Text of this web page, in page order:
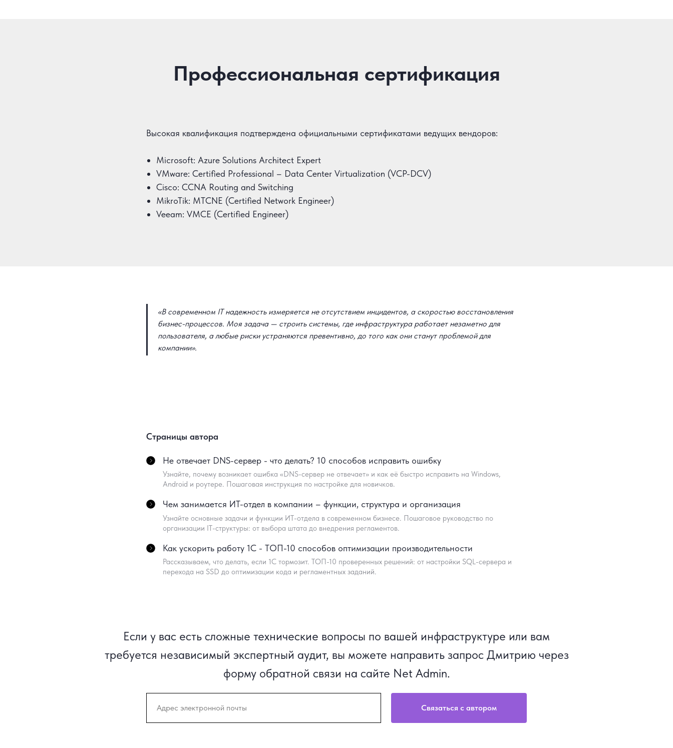
Профессиональная сертификация
Высокая квалификация подтверждена официальными сертификатами ведущих вендоров:
Microsoft: Azure Solutions Architect Expert
VMware: Certified Professional – Data Center Virtualization (VCP-DCV)
Cisco: CCNA Routing and Switching
MikroTik: MTCNE (Certified Network Engineer)
Veeam: VMCE (Certified Engineer)
«В современном IT надежность измеряется не отсутствием инцидентов, а скоростью восстановления
бизнес-процессов. Моя задача — строить системы, где инфраструктура работает незаметно для
пользователя, а любые риски устраняются превентивно, до того как они станут проблемой для
компании».
Страницы автора
Не отвечает DNS-сервер - что делать? 10 способов исправить ошибку
Узнайте, почему возникает ошибка «DNS-сервер не отвечает» и как её быстро исправить на Windows,
Android и роутере. Пошаговая инструкция по настройке для новичков.
Чем занимается ИТ-отдел в компании – функции, структура и организация
Узнайте основные задачи и функции ИТ-отдела в современном бизнесе. Пошаговое руководство по
организации IT-структуры: от выбора штата до внедрения регламентов.
Как ускорить работу 1С - ТОП-10 способов оптимизации производительности
Рассказываем, что делать, если 1С тормозит. ТОП-10 проверенных решений: от настройки SQL-сервера и
перехода на SSD до оптимизации кода и регламентных заданий.
Если у вас есть сложные технические вопросы по вашей инфраструктуре или вам
требуется независимый экспертный аудит, вы можете направить запрос Дмитрию через
форму обратной связи на сайте Net Admin.
Связаться с автором